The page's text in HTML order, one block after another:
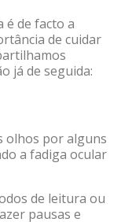
de facto a
de cuidar
já de seguida:
olhos por alguns
a fadiga ocular
de leitura ou
pausas e